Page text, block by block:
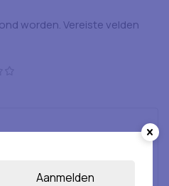
worden.Vereiste velden
Aanmelden